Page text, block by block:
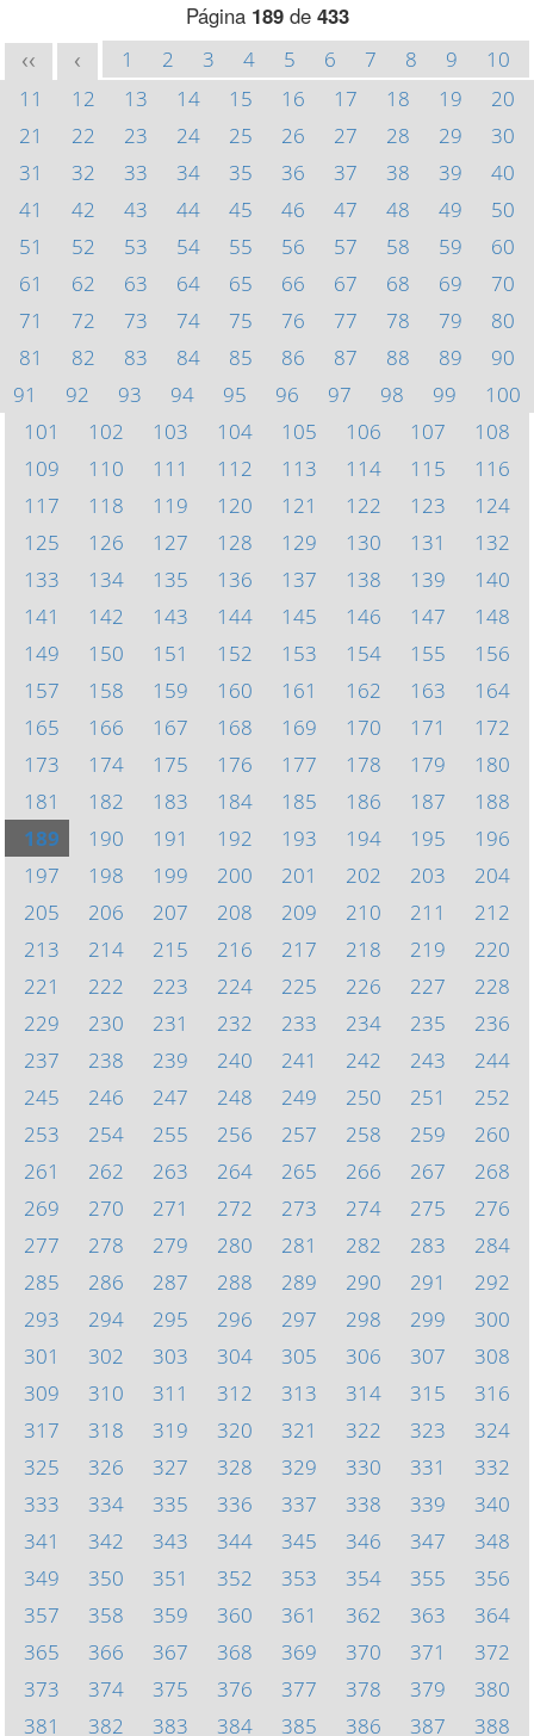
Página 189de 433
<< < 1 2 3 4 5 6 7 8 9
10
11
12 13 14 15 16 17 18 19
20
21
22 23 24 25 26 27 28 29
30
31
32 33 34 35 36 37 38 39
40
41
42 43 44 45 46 47 48 49
50
51
52 53 54 55 56 57 58 59
60
61
62 63 64 65 66 67 68 69
70
71
72 73 74 75 76 77 78 79
80
81
82 83 84 85 86 87 88 89
90
91
92 93 94 95 96 97 98 99
100
101
102 103 104 105 106 107
108
109
110 111 112 113 114 115
116
117
118 119 120 121 122 123
124
125
126 127 128 129 130 131
132
133
134 135 136 137 138 139
140
141
142 143 144 145 146 147
148
149
150 151 152 153 154 155
156
157
158 159 160 161 162 163
164
165
166 167 168 169 170 171
172
173
174 175 176 177 178 179
180
181
182 183 184 185 186 187
188
189
190 191 192 193 194 195
196
197
198 199 200 201 202 203
204
205
206 207 208 209 210 211
212
213
214 215 216 217 218 219
220
221
222 223 224 225 226 227
228
229
230 231 232 233 234 235
236
237
238 239 240 241 242 243
244
245
246 247 248 249 250 251
252
253
254 255 256 257 258 259
260
261
262 263 264 265 266 267
268
269
270 271 272 273 274 275
276
277
278 279 280 281 282 283
284
285
286 287 288 289 290 291
292
293
294 295 296 297 298 299
300
301
302 303 304 305 306 307
308
309
310 311 312 313 314 315
316
317
318 319 320 321 322 323
324
325
326 327 328 329 330 331
332
333
334 335 336 337 338 339
340
341
342 343 344 345 346 347
348
349
350 351 352 353 354 355
356
357
358 359 360 361 362 363
364
365
366 367 368 369 370 371
372
373
374 375 376 377 378 379
380
381
382 383 384 385 386 387 388